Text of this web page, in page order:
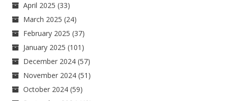
April 2025 (33)
March 2025 (24)
February 2025 (37)
January 2025 (101)
December 2024 (57)
November 2024 (51)
October 2024 (59)